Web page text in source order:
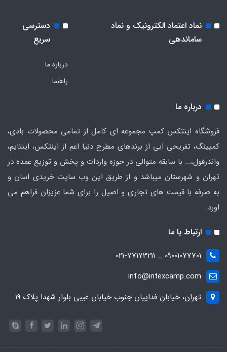
نماد اعتماد الکترونیک و نماد
ساماندهی
دسترسی
سریع
درباره ما
راهنما
درباره ما
فروشگاه اینتکس کمپ مجموعه ای کامل از تمامی محصولات بادی،
کمپینگ، تفریحی ابی از برندهای مطرح دنیا اعم از اینتکس، اینتایم،
واندرفول،... با سابقه متوالی در حوزه واردات و پخش و توزیع عمده در
تهران و شهرستان میباشد و از طریق این وب سایت خریدی اسان و
به صرفه با قیمت های تجاری و اصیل را برای شما عزیزان فراهم می
اورد.
ارتباط با ما
09001077701 _ 021-77173211
info@intexcamp.com
تهران، خیابان فداییان جنوب خیابان غیبی بلوار شهدا پلاک 19